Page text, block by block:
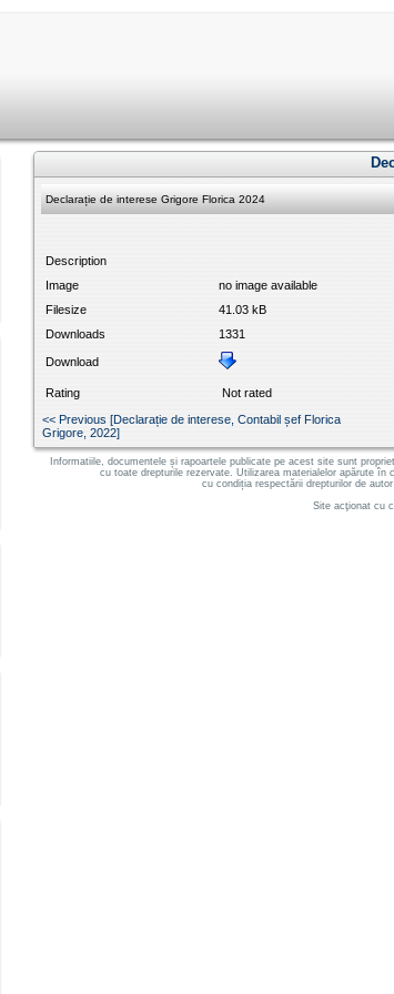
Declarație de interese Grigore Florica 2024
Description
Image
no image available
Filesize
41.03 kB
Downloads
1331
Download
Rating
Not rated
<< Previous [ Declarație de interese, Contabil șef Florica
Grigore, 2022 ]
Informatiile, documentele și rapoartele publicate pe acest site sunt
cu toate drepturile rezervate. Utilizarea materialelor apărute
cu condiția respectării drepturilor de
Site acţionat cu